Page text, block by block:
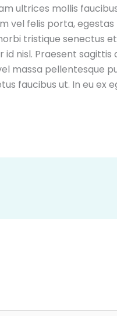
ultrices mollis
vel felis porta, egestas
tristique senectus
nisl. Praesent sagittis
massa pellentesque
faucibus ut. In eu ex